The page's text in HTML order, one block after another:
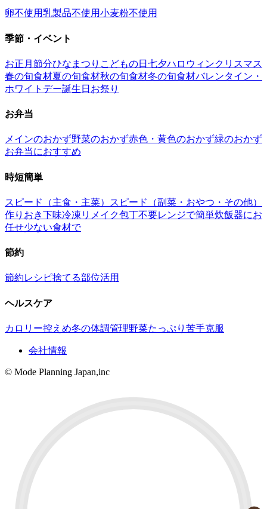
卵不使用乳製品不使用小麦粉不使用
季節・イベント
お正月 節分ひなまつり こどもの日 七夕ハロウィンクリスマス
春の旬食材夏の旬食材秋の旬食材冬の旬食材バレンタイン・
ホワイトデー誕生日 お祭り
お弁当
メインのおかず野菜のおかず赤色・黄色のおかず緑のおかず
お弁当におすすめ
時短簡単
スピード（主食・主菜）
スピード（副菜・おやつ・その他）
作りおき下味冷凍 リメイク包丁不要レンジで簡単炊飯器にお
任せ少ない食材で
節約
節約レシピ捨てる部位活用
ヘルスケア
カロリー控えめ冬の体調管理野菜たっぷり 苦手克服
会社情報
© Mode Planning Japan,inc